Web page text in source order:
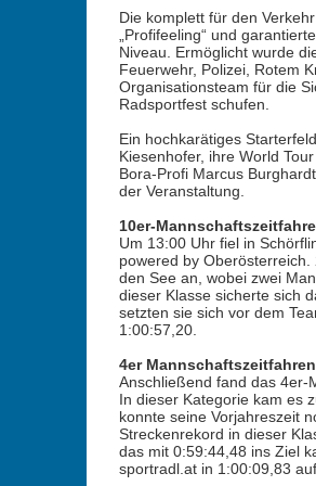
Die komplett für den
„Profifeeling“ und
Niveau. Ermöglicht wurde
Feuerwehr, Polizei, Rotem
Organisationsteam für die
Radsportfest schufen.
Ein hochkarätiges
Kiesenhofer, ihre World
Bora-Profi Marcus
der Veranstaltung.
10er-
Um 13:00 Uhr fiel in
powered by
den See an, wobei zwei
dieser Klasse sicherte sich
setzten sie sich vor dem
1:00:57,20.
4er
Anschließend fand das 4er-
In dieser Kategorie kam es
konnte seine Vorjahreszeit
Streckenrekord in dieser
das mit 0:59:44,48 ins Ziel
sportradl.at in 1:00:09,83